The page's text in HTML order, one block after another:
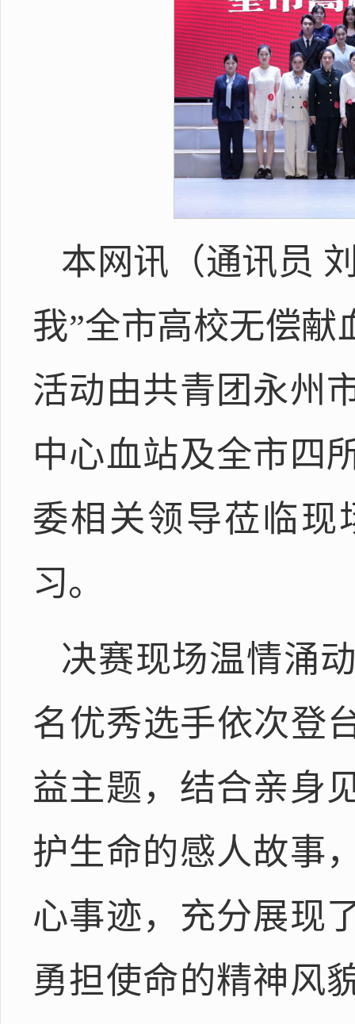
本网讯（通讯员
我”全市高校无偿
活动由共青团永州
中心血站及全市四
委相关领导莅临现
习。
决赛现场温情涌
名优秀选手依次登
益主题，结合亲身
护生命的感人故事
心事迹，充分展现
勇担使命的精神风